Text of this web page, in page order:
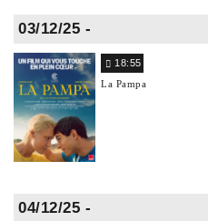
03/12/25 -
18:55
La Pampa
04/12/25 -